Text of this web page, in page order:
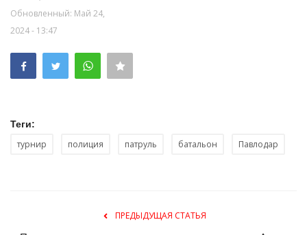
Обновленный: Май 24,
2024 - 13:47
Теги:
турнир полиция патруль батальон Павлодар
ПРЕДЫДУЩАЯ СТАТЬЯ